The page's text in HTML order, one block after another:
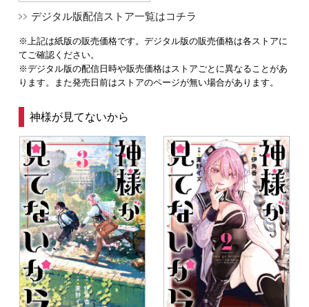
デジタル版配信ストア一覧はコチラ
※上記は紙版の販売価格です。デジタル版の販売価格は各ストアに
てご確認ください。
※デジタル版の配信日時や販売価格はストアごとに異なることがあ
ります。また発売日前はストアのページが無い場合があります。
神様が見てないから